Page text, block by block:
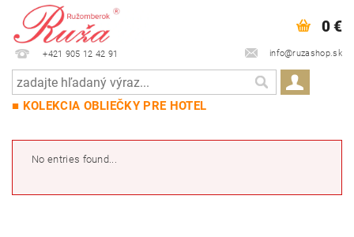
+421 905 12 42 91 info@ruzashop.sk
0 €
■ KOLEKCIA OBLIEČKY PRE HOTEL
No entries found...